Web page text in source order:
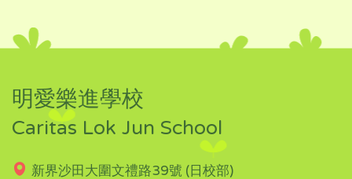
明愛樂進學校
Caritas Lok Jun School
新界沙田大圍文禮路39號 (日校部)